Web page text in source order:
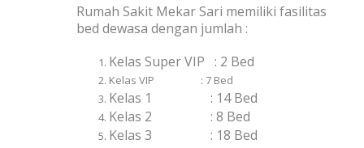
Rumah Sakit Mekar Sari memiliki fasilitas
bed dewasa dengan jumlah :
Kelas Super VIP : 2 Bed
Kelas VIP : 7 Bed
Kelas 1 : 14 Bed
Kelas 2 : 8 Bed
Kelas 3 : 18 Bed